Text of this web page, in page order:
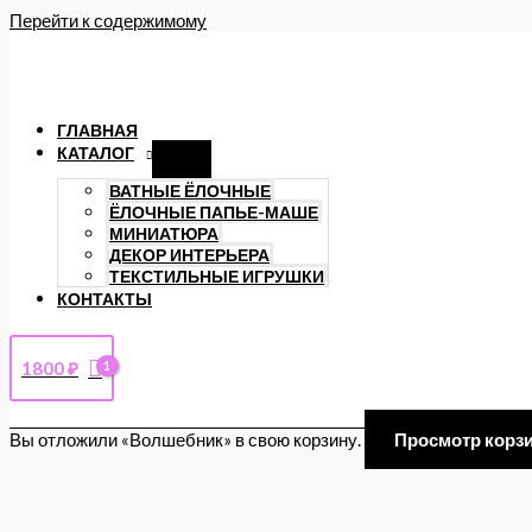
Перейти к содержимому
ГЛАВНАЯ
КАТАЛОГ
ВАТНЫЕ ЁЛОЧНЫЕ
ЁЛОЧНЫЕ ПАПЬЕ-МАШЕ
МИНИАТЮРА
ДЕКОР ИНТЕРЬЕРА
ТЕКСТИЛЬНЫЕ ИГРУШКИ
КОНТАКТЫ
1800₽
Вы отложили «Волшебник» в свою корзину. Просмотр